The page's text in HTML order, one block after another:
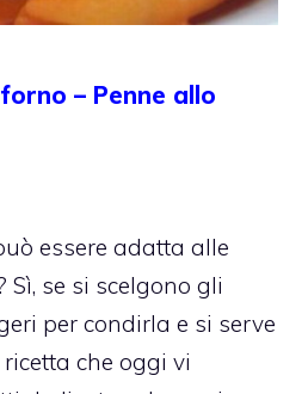
– Penne allo
essere adatta alle
se si scelgono gli
per condirla e si serve
che oggi vi